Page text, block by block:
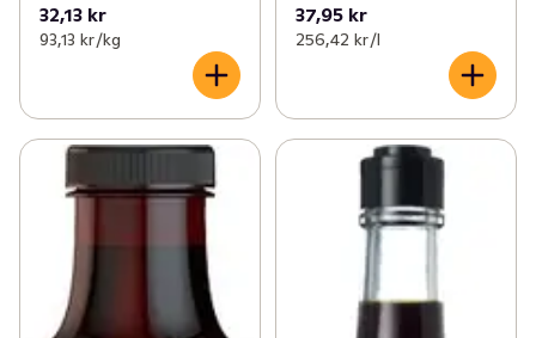
32,13 kr
93,13 kr /kg
37,95 kr
256,42 kr /l